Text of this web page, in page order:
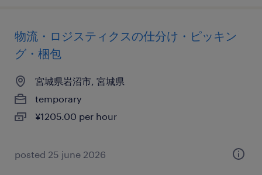
物流・ロジスティクスの仕分け・ピッキン
グ・梱包
宮城県岩沼市, 宮城県
temporary
¥1205.00 per hour
posted 25 june 2026